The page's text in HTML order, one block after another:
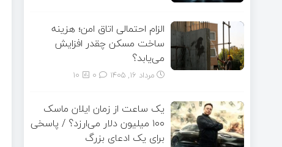
الزام احتمالی اتاق امن؛ هزینه
ساخت مسکن چقدر افزایش
می‌یابد؟
مرداد ۱۶, ۱۴۰۵ 10
یک ساعت از زمان ایلان ماسک
۱۰۰ میلیون دلار می‌ارزد؟ / پاسخی
برای یک ادعای بزرگ